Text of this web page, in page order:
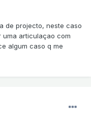
de projecto, neste caso
articulaçao com
algum caso q me